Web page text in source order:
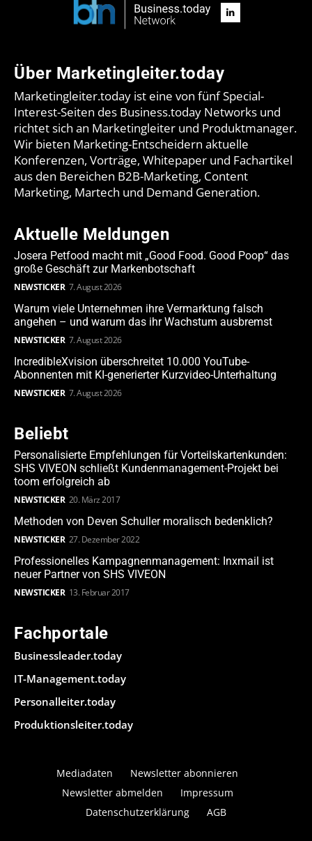
Über Marketingleiter.today
Marketingleiter.today ist eine von fünf Special-
Interest-Seiten des Business.today Networks und
richtet sich an Marketingleiter und Produktmanager.
Wir bieten Marketing-Entscheidern aktuelle
Konferenzen, Vorträge, Whitepaper und Fachartikel
aus den Bereichen B2B-Marketing, Content
Marketing, Martech und Demand Generation.
Aktuelle Meldungen
Josera Petfood macht mit „Good Food. Good Poop“ das
große Geschäft zur Markenbotschaft
NEWSTICKER 7. August 2026
Warum viele Unternehmen ihre Vermarktung falsch
angehen – und warum das ihr Wachstum ausbremst
NEWSTICKER 7. August 2026
IncredibleXvision überschreitet 10.000 YouTube-
Abonnenten mit KI-generierter Kurzvideo-Unterhaltung
NEWSTICKER 7. August 2026
Beliebt
Personalisierte Empfehlungen für Vorteilskartenkunden:
SHS VIVEON schließt Kundenmanagement-Projekt bei
toom erfolgreich ab
NEWSTICKER 20. März 2017
Methoden von Deven Schuller moralisch bedenklich?
NEWSTICKER 27. Dezember 2022
Professionelles Kampagnenmanagement: Inxmail ist
neuer Partner von SHS VIVEON
NEWSTICKER 13. Februar 2017
Fachportale
Businessleader.today
IT-Management.today
Personalleiter.today
Produktionsleiter.today
Mediadaten
Newsletter abonnieren
Newsletter abmelden
Impressum
Datenschutzerklärung
AGB